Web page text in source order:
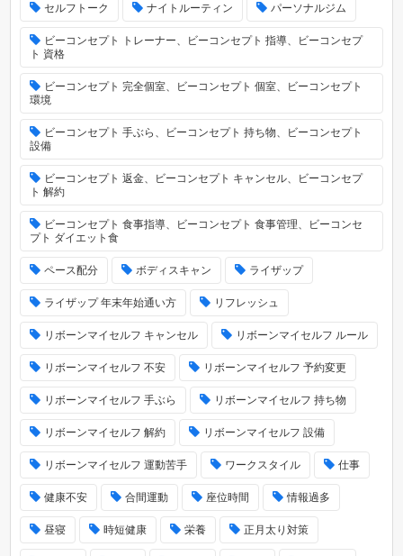
セルフトーク ナイトルーティン パーソナルジム
ビーコンセプト トレーナー、ビーコンセプト 指導、ビーコンセプ
ト 資格
ビーコンセプト 完全個室、ビーコンセプト 個室、ビーコンセプト
環境
ビーコンセプト 手ぶら、ビーコンセプト 持ち物、ビーコンセプト
設備
ビーコンセプト 返金、ビーコンセプト キャンセル、ビーコンセプ
ト 解約
ビーコンセプト 食事指導、ビーコンセプト 食事管理、ビーコンセ
プト ダイエット食
ペース配分 ボディスキャン ライザップ
ライザップ 年末年始通い方 リフレッシュ
リボーンマイセルフ キャンセル リボーンマイセルフ ルール
リボーンマイセルフ 不安 リボーンマイセルフ 予約変更
リボーンマイセルフ 手ぶら リボーンマイセルフ 持ち物
リボーンマイセルフ 解約 リボーンマイセルフ 設備
リボーンマイセルフ 運動苦手 ワークスタイル 仕事
健康不安 合間運動 座位時間 情報過多
昼寝 時短健康 栄養 正月太り対策